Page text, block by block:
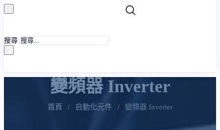
搜尋
×
變頻器 Inverter
首頁 / 自動化元件 / 變頻器 Inverter